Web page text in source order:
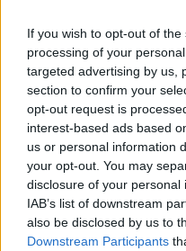
If you wish to opt-out of
processing of your
targeted advertising by us,
section to confirm your
opt-out request is
interest-based ads based
us or personal information
your opt-out. You may
disclosure of your
IAB’s list of downstream
also be disclosed by us to
Downstream Participants
AUTORE
Camilla
Camilla Bellini,
trasformò la
progetto
redazione